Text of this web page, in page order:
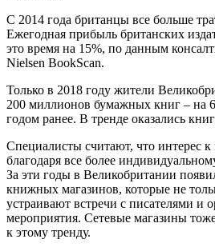
С 2014 года британцы все больше
Ежегодная прибыль британских
это время на 15%, по данным
Nielsen BookScan.
Только в 2018 году жители
200 миллионов бумажных книг – на
годом ранее. В тренде оказались
Специалисты считают, что интерес
благодаря все более
За эти годы в Великобритании
книжных магазинов, которые не
устраивают встречи с писателями и
мероприятия. Сетевые магазины
к этому тренду.